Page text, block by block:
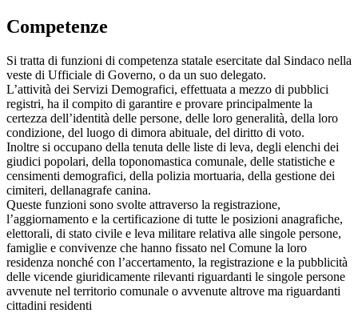
Competenze
Si tratta di funzioni di competenza statale esercitate dal Sindaco nella
veste di Ufficiale di Governo, o da un suo delegato.
L’attività dei Servizi Demografici, effettuata a mezzo di pubblici
registri, ha il compito di garantire e provare principalmente la
certezza dell’identità delle persone, delle loro generalità, della loro
condizione, del luogo di dimora abituale, del diritto di voto.
Inoltre si occupano della tenuta delle liste di leva, degli elenchi dei
giudici popolari, della toponomastica comunale, delle statistiche e
censimenti demografici, della polizia mortuaria, della gestione dei
cimiteri, dellanagrafe canina.
Queste funzioni sono svolte attraverso la registrazione,
l’aggiornamento e la certificazione di tutte le posizioni anagrafiche,
elettorali, di stato civile e leva militare relativa alle singole persone,
famiglie e convivenze che hanno fissato nel Comune la loro
residenza nonché con l’accertamento, la registrazione e la pubblicità
delle vicende giuridicamente rilevanti riguardanti le singole persone
avvenute nel territorio comunale o avvenute altrove ma riguardanti
cittadini residenti